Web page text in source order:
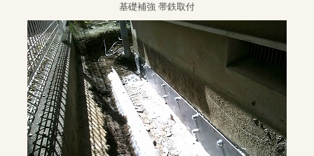
基礎補強 帯鉄取付